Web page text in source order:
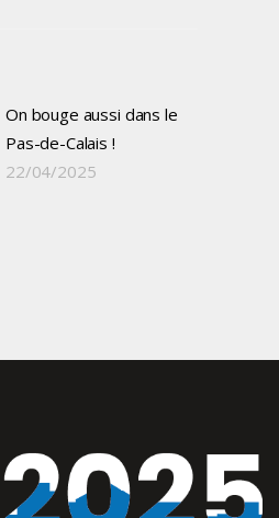
On bouge aussi dans le
Pas-de-Calais !
22/04/2025